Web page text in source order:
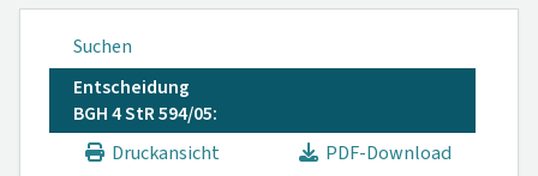
Suchen
Entscheidung
BGH 4 StR 594/05:
Druckansicht
PDF-Download